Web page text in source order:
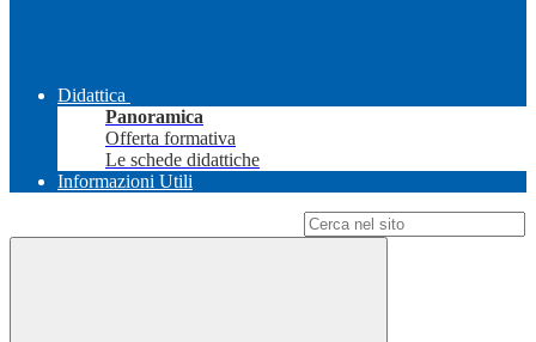
Didattica
Panoramica
Offerta formativa
Le schede didattiche
Informazioni Utili